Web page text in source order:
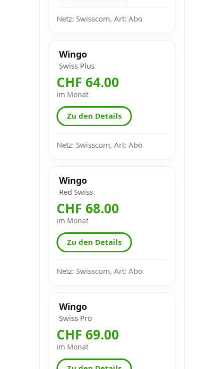
Netz: Swisscom, Art: Abo
Wingo
Swiss Plus
CHF 64.00
im Monat
Zu den Details
Netz: Swisscom, Art: Abo
Wingo
Red Swiss
CHF 68.00
im Monat
Zu den Details
Netz: Swisscom, Art: Abo
Wingo
Swiss Pro
CHF 69.00
im Monat